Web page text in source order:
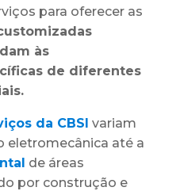
para oferecer as
às
de diferentes
da CBSI variam
eletromecânica até a
de áreas
por construção e